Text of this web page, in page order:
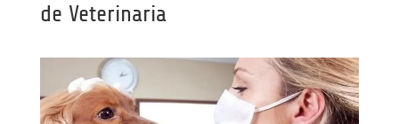
de Veterinaria